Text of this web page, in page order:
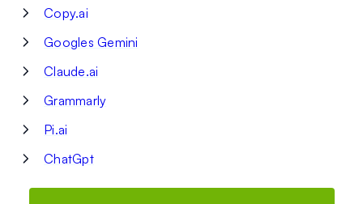
Copy.ai
Googles Gemini
Claude.ai
Grammarly
Pi.ai
ChatGpt